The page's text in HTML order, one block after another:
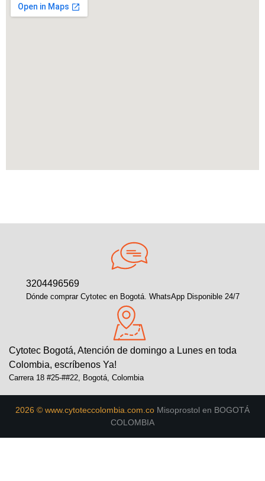
3204496569
Dónde comprar Cytotec en Bogotá. WhatsApp Disponible 24/7
Cytotec Bogotá, Atención de domingo a Lunes en toda
Colombia, escríbenos Ya!
Carrera 18 #25-##22, Bogotá, Colombia
2026 © www.cytoteccolombia.com.co Misoprostol en BOGOTÁ
COLOMBIA